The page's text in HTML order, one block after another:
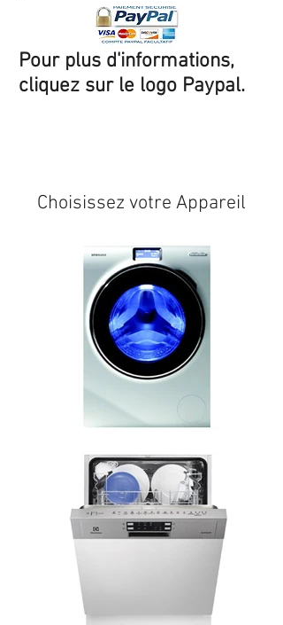
Pour plus d'informations,
cliquez sur le logo Paypal.
Choisissez votre Appareil